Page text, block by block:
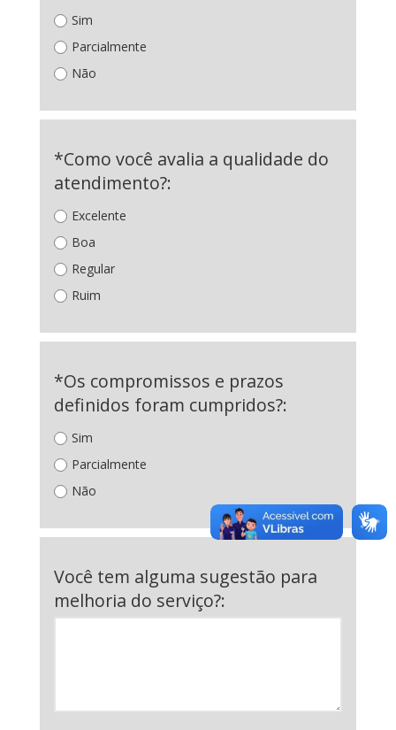
Sim
Parcialmente
Não
*Como você avalia a qualidade do
atendimento?:
Excelente
Boa
Regular
Ruim
*Os compromissos e prazos
definidos foram cumpridos?:
Sim
Parcialmente
Não
Você tem alguma sugestão para
melhoria do serviço?: